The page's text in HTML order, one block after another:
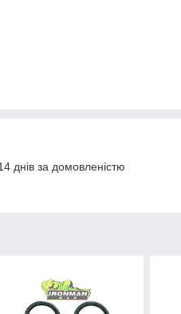
днів за домовленістю